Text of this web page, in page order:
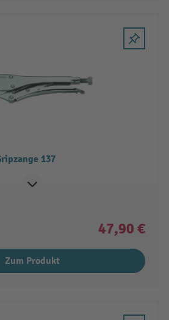
137
47,90 €
Zum Produkt